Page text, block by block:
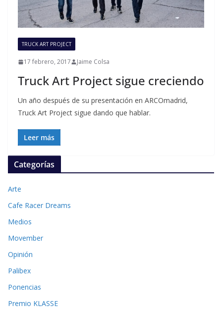
TRUCK ART PROJECT
17 febrero, 2017 Jaime Colsa
Truck Art Project sigue creciendo
Un año después de su presentación en ARCOmadrid,
Truck Art Project sigue dando que hablar.
Leer más
Categorías
Arte
Cafe Racer Dreams
Medios
Movember
Opinión
Palibex
Ponencias
Premio KLASSE